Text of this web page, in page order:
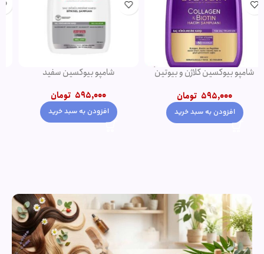
دئودورانت مردانه نوریتا مدل
320,000 تومان
افزودن به سبد خرید
شامپو فورت اصل
650,000 تومان 550,000
افزودن به سبد خرید